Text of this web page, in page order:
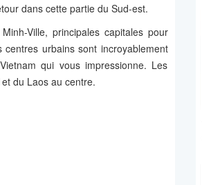
dans cette partie du Sud-est.
Ville, principales capitales pour
urbains sont incroyablement
qui vous impressionne. Les
du Laos au centre.